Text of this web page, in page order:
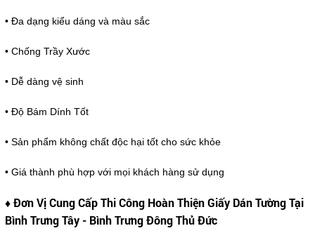
• Đa dạng kiểu dáng và màu sắc
• Chống Trầy Xước
• Dễ dàng vệ sinh
• Độ Bám Dính Tốt
• Sản phẩm không chất độc hại tốt cho sức khỏe
• Giá thành phù hợp với mọi khách hàng sử dụng
♦ Đơn Vị Cung Cấp Thi Công Hoàn Thiện Giấy Dán Tường Tại
Bình Trưng Tây - Bình Trưng Đông Thủ Đức